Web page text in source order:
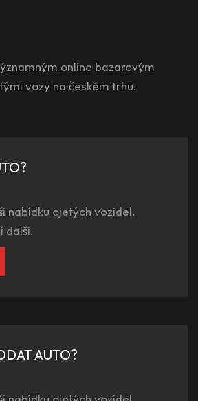
online bazarovým
vozy na českém trhu.
nabídku ojetých vozidel.
další.
AUTO?